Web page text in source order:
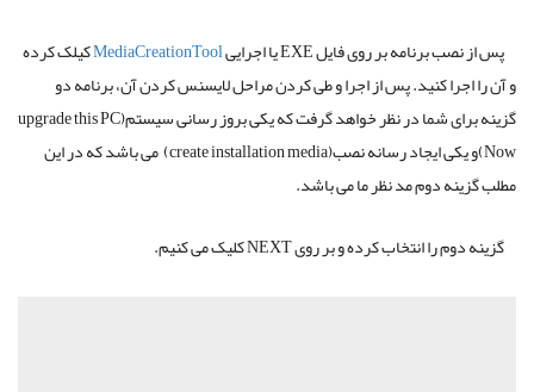
پس از نصب برنامه بر روی فایل EXE یا اجرایی MediaCreationToolکیلک کرده
و آن را اجرا کنید. پس از اجرا و طی کردن مراحل لایسنس کردن آن، برنامه دو
گزینه برای شما در نظر خواهد گرفت که یکی بروز رسانی سیستم(upgrade this PC
Now)و یکی ایجاد رسانه نصب(create installation media) می باشد که در این
مطلب گزینه دوم مد نظر ما می باشد.
گزینه دوم را انتخاب کرده و بر روی NEXT کلیک می کنیم.